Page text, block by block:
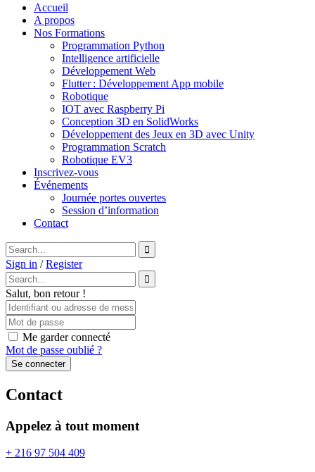
Accueil
A propos
Nos Formations
Programmation Python
Intelligence artificielle
Développement Web
Flutter : Développement App mobile
Robotique
IOT avec Raspberry Pi
Conception 3D en SolidWorks
Développement des Jeux en 3D avec Unity
Programmation Scratch
Robotique EV3
Inscrivez-vous
Événements
Journée portes ouvertes
Session d’information
Contact
Sign in / Register
Salut, bon retour !
Me garder connecté
Mot de passe oublié ?
Se connecter
Contact
Appelez à tout moment
+ 216 97 504 409